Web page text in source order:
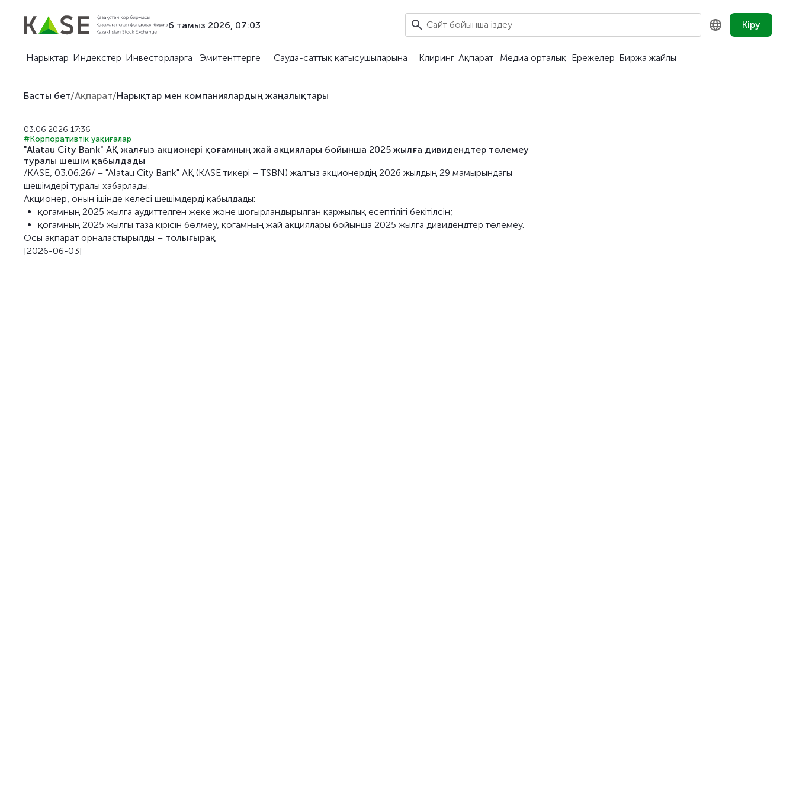
6 тамыз 2026, 07:03 Кіру
Нарықтар Индекстер Инвесторларға Эмитенттерге Сауда-саттық қатысушыларына Клиринг Ақпарат Медиа орталық Ережелер Биржа жайлы
Басты бет/Ақпарат/Нарықтар мен компаниялардың жаңалықтары
03.06.2026 17:36
#Корпоративтік уақиғалар
"Alatau City Bank" АҚ жалғыз акционері қоғамның жай акциялары бойынша 2025 жылға дивидендтер төлемеу
туралы шешім қабылдады
/KASE, 03.06.26/ – "Alatau City Bank" АҚ (KASE тикері – TSBN) жалғыз акционердің 2026 жылдың 29 мамырындағы
шешімдері туралы хабарлады.
Акционер, оның ішінде келесі шешімдерді қабылдады:
қоғамның 2025 жылға аудиттелген жеке және шоғырландырылған қаржылық есептілігі бекітілсін;
қоғамның 2025 жылғы таза кірісін бөлмеу, қоғамның жай акциялары бойынша 2025 жылға дивидендтер төлемеу.
Осы ақпарат орналастырылды – толығырақ
[2026-06-03]